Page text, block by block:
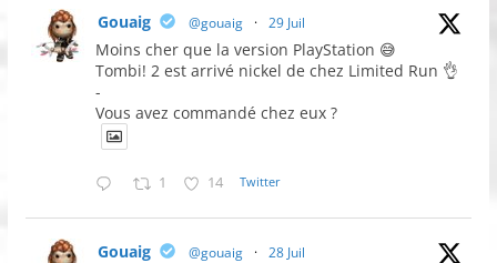
Gouaig @gouaig · 29 Juil
Moins cher que la version PlayStation 😅
Tombi! 2 est arrivé nickel de chez Limited Run 👌
-
Vous avez commandé chez eux ?
1 14 Twitter
Gouaig @gouaig · 28 Juil